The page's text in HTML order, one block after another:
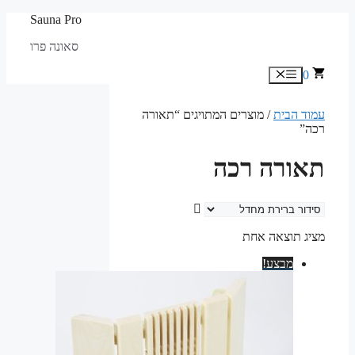
Sauna Pro
סאונה פרו
0 תפריט
עמוד הבית/ מוצרים המתויגים “תאורה
רכה”
תאורה רכה
מציג תוצאה אחת
מבצע!